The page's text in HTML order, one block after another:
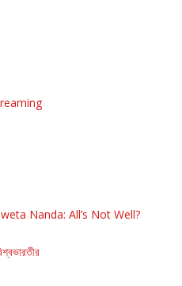
Nanda: All’s Not Well?